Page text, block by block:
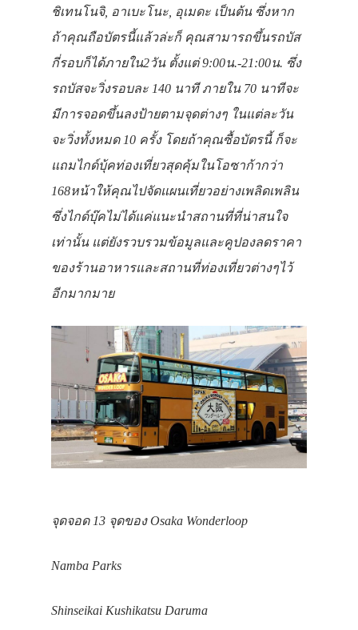
ชิเทนโนจิ, อาเบะโนะ อุเมดะ เป็นต้น ซึ่งหาก
ถ้าคุณถือบัตรนี้แล้วล่ะก็ คุณสามารถขึ้นรถบัส
กี่รอบก็ได้ภายใน2วัน ตั้งแต่ 9:00น.-21:00น. ซึ่ง
รถบัสจะวิ่งรอบละ 140 นาที ภายใน 70 นาทีจะ
มีการจอดขึ้นลงป้ายตามจุดต่างๆ ในแต่ละวัน
จะวิ่งทั้งหมด 10 ครั้ง โดยถ้าคุณซื้อบัตรนี้ ก็จะ
แถมไกด์บุ้คท่องเที่ยวสุดคุ้มในโอซาก้ากว่า
168หน้าให้คุณไปจัดแผนเที่ยวอย่างเพลิดเพลิน
ซึ่งไกด์บุ๊คไม่ได้แค่แนะนำสถานที่ที่น่าสนใจ
เท่านั้น แต่ยังรวบรวมข้อมูลและคูปองลดราคา
ของร้านอาหารและสถานที่ท่องเที่ยวต่างๆไว้
อีกมากมาย
จุดจอด 13 จุดของOsaka Wonderloop
Namba Parks
Shinseikai Kushikatsu Daruma